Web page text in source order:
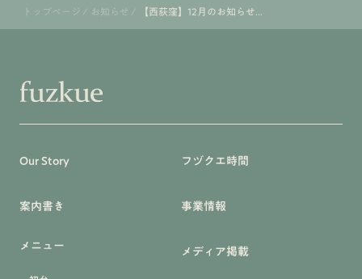
トップページ / お知らせ / 【西荻窪】12月のお知らせ...
Our Story
案内書き
メニュー
フヅクエ時間
事業情報
メディア掲載